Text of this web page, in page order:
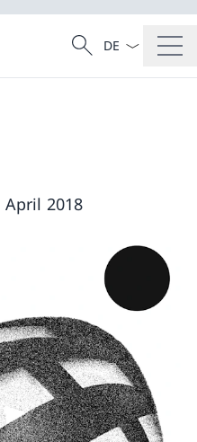
Suche
Suche
Sprach
April 2018